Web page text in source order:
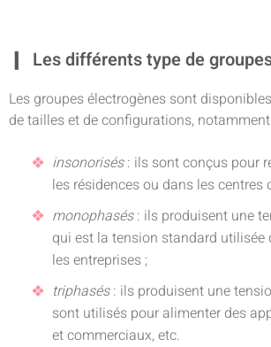
Les différents type de
Les groupes électrogènes sont
de tailles et de configurations,
insonorisés: ils sont conçus pour
les résidences ou dans les centres
monophasés: ils produisent une
qui est la tension standard utilisée
les entreprises ;
triphasés: ils produisent une
sont utilisés pour alimenter des
et commerciaux, etc.